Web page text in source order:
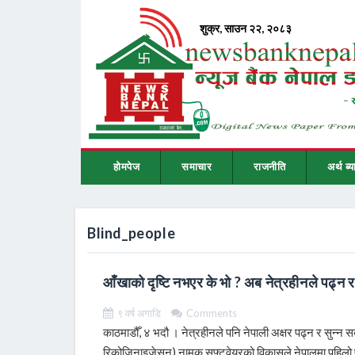
होमपेज समाचार राजनीति अर्थ
Blind_people
आँखाको दृष्टि नभएर के भो ? अब नेत्रहीनले पढ्न
९ वर्ष अगाडि Comments
काठमाडौँ, ४ भदौ । नेत्रहीनले पनि नेपाली अक्षर पढ्न र
रिकोजिनाइजेसन) नामक सफ्टवेयरको विकासले नेपालमा